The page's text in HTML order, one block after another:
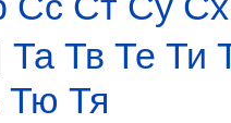
Та Тв Те Ти
Тю Тя